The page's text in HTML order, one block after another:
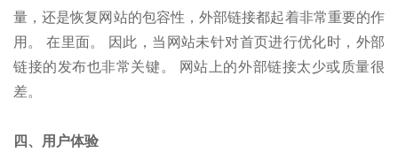
量，还是恢复网站的包容性，外部链接都起着非常重要的作
用。 在里面。 因此，当网站未针对首页进行优化时，外部
链接的发布也非常关键。 网站上的外部链接太少或质量很
差。
四、用户体验